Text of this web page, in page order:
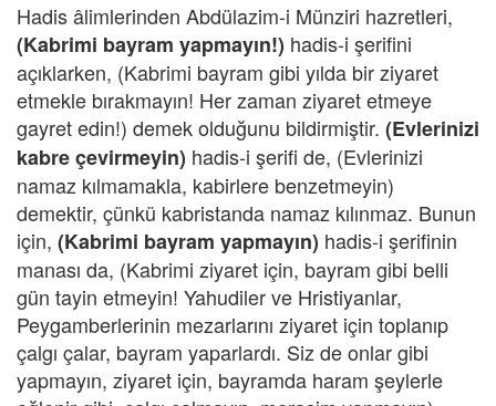
Hadis âlimlerinden Abdülazim-i Münziri hazretleri,
(Kabrimi bayram yapmayın!) hadis-i şerifini
açıklarken, (Kabrimi bayram gibi yılda bir ziyaret
etmekle bırakmayın! Her zaman ziyaret etmeye
gayret edin!) demek olduğunu bildirmiştir. (Evlerinizi
kabre çevirmeyin) hadis-i şerifi de, (Evlerinizi
namaz kılmamakla, kabirlere benzetmeyin)
demektir, çünkü kabristanda namaz kılınmaz. Bunun
için, (Kabrimi bayram yapmayın) hadis-i şerifinin
manası da, (Kabrimi ziyaret için, bayram gibi belli
gün tayin etmeyin! Yahudiler ve Hristiyanlar,
Peygamberlerinin mezarlarını ziyaret için toplanıp
çalgı çalar, bayram yaparlardı. Siz de onlar gibi
yapmayın, ziyaret için, bayramda haram şeylerle